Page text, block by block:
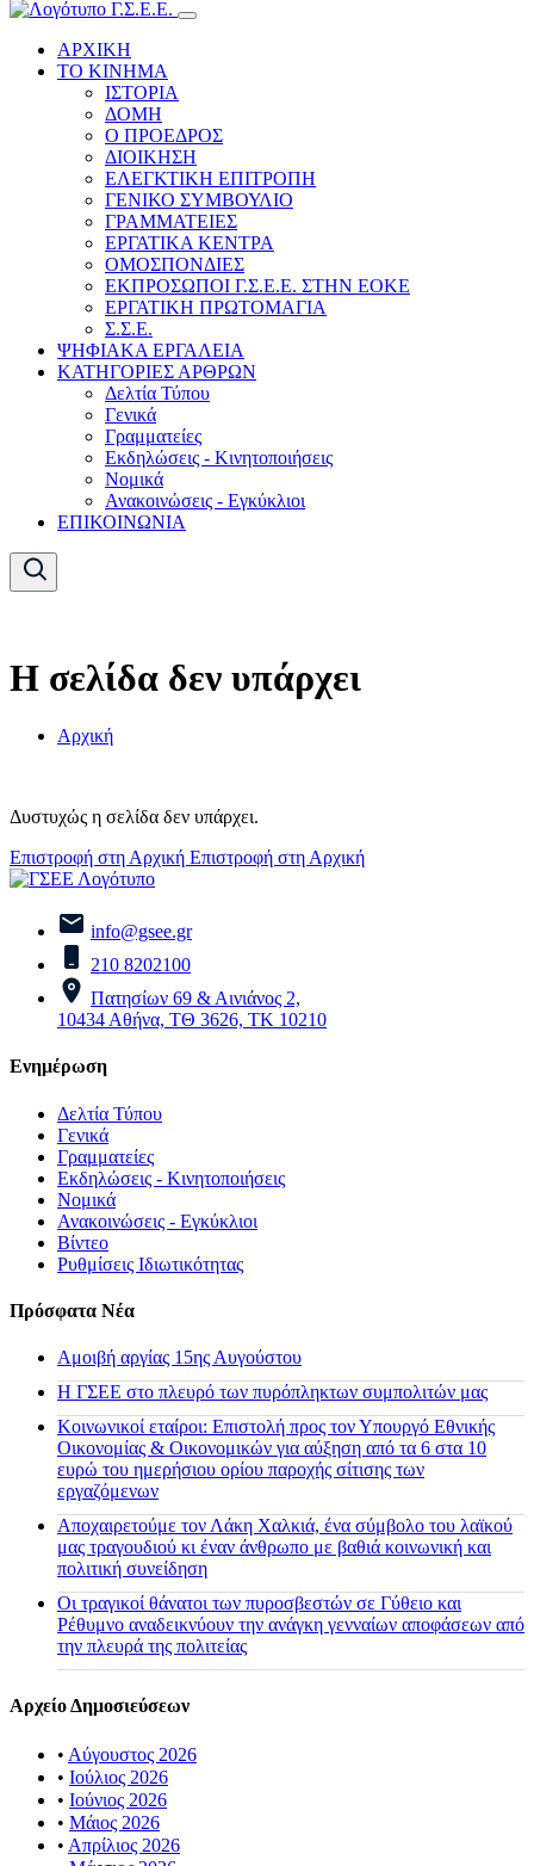
ΑΡΧΙΚΗ
ΤΟ ΚΙΝΗΜΑ
ΙΣΤΟΡΙΑ
ΔΟΜΗ
Ο ΠΡΟΕΔΡΟΣ
ΔΙΟΙΚΗΣΗ
ΕΛΕΓΚΤΙΚΗ ΕΠΙΤΡΟΠΗ
ΓΕΝΙΚΟ ΣΥΜΒΟΥΛΙΟ
ΓΡΑΜΜΑΤΕΙΕΣ
ΕΡΓΑΤΙΚΑ ΚΕΝΤΡΑ
ΟΜΟΣΠΟΝΔΙΕΣ
ΕΚΠΡΟΣΩΠΟΙ Γ.Σ.Ε.Ε. ΣΤΗΝ ΕΟΚΕ
ΕΡΓΑΤΙΚΗ ΠΡΩΤΟΜΑΓΙΑ
Σ.Σ.Ε.
ΨΗΦΙΑΚΑ ΕΡΓΑΛΕΙΑ
ΚΑΤΗΓΟΡΙΕΣ ΑΡΘΡΩΝ
Δελτία Τύπου
Γενικά
Γραμματείες
Εκδηλώσεις - Κινητοποιήσεις
Νομικά
Ανακοινώσεις - Εγκύκλιοι
ΕΠΙΚΟΙΝΩΝΙΑ
Η σελίδα δεν υπάρχει
Αρχική
Δυστυχώς η σελίδα δεν υπάρχει.
Επιστροφή στη Αρχική Επιστροφή στη Αρχική
info@gsee.gr
210 8202100
Πατησίων 69 & Αινιάνος 2,
10434 Αθήνα, ΤΘ 3626, ΤΚ 10210
Ενημέρωση
Δελτία Τύπου
Γενικά
Γραμματείες
Εκδηλώσεις - Κινητοποιήσεις
Νομικά
Ανακοινώσεις - Εγκύκλιοι
Βίντεο
Ρυθμίσεις Ιδιωτικότητας
Πρόσφατα Νέα
Αμοιβή αργίας 15ης Αυγούστου
H ΓΣΕΕ στο πλευρό των πυρόπληκτων συμπολιτών μας
Κοινωνικοί εταίροι: Επιστολή προς τον Υπουργό Εθνικής
Οικονομίας & Οικονομικών για αύξηση από τα 6 στα 10
ευρώ του ημερήσιου ορίου παροχής σίτισης των
εργαζόμενων
Αποχαιρετούμε τον Λάκη Χαλκιά, ένα σύμβολο του λαϊκού
μας τραγουδιού κι έναν άνθρωπο με βαθιά κοινωνική και
πολιτική συνείδηση
Οι τραγικοί θάνατοι των πυροσβεστών σε Γύθειο και
Ρέθυμνο αναδεικνύουν την ανάγκη γενναίων αποφάσεων από
την πλευρά της πολιτείας
Αρχείο Δημοσιεύσεων
• Αύγουστος 2026
• Ιούλιος 2026
• Ιούνιος 2026
• Μάιος 2026
• Απρίλιος 2026